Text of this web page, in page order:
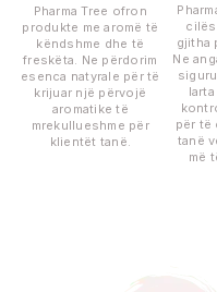
Pharma Tree ofron
produkte me aromë të
këndshme dhe të
freskëta. Ne përdorim
esenca natyrale për të
krijuar një përvojë
aromatike të
mrekullueshme për
klientët tanë.
gjitha
Ne
për të
tanë
më